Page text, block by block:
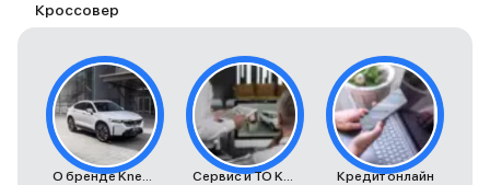
Кроссовер
О бренде Knewstar Сервис и ТО Knewstar Кредит онлайн